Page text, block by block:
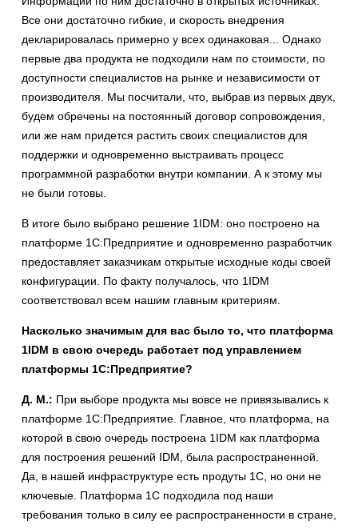
Все они достаточно гибкие, и скорость внедрения
декларировалась примерно у всех одинаковая... Однако
первые два продукта не подходили нам по стоимости, по
доступности специалистов на рынке и независимости от
производителя. Мы посчитали, что, выбрав из первых двух,
будем обречены на постоянный договор сопровождения,
или же нам придется растить своих специалистов для
поддержки и одновременно выстраивать процесс
программной разработки внутри компании. А к этому мы
не были готовы.
В итоге было выбрано решение 1IDM: оно построено на
платформе 1С:Предприятие и одновременно разработчик
предоставляет заказчикам открытые исходные коды своей
конфигурации. По факту получалось, что 1IDM
соответствовал всем нашим главным критериям.
Насколько значимым для вас было то, что платформа
1IDM в свою очередь работает под управлением
платформы 1С:Предприятие?
Д. М.: При выборе продукта мы вовсе не привязывались к
платформе 1С:Предприятие. Главное, что платформа, на
которой в свою очередь построена 1IDM как платформа
для построения решений IDM, была распространенной.
Да, в нашей инфраструктуре есть продуты 1С, но они не
ключевые. Платформа 1С подходила под наши
требования только в силу ее распространенности в стране,